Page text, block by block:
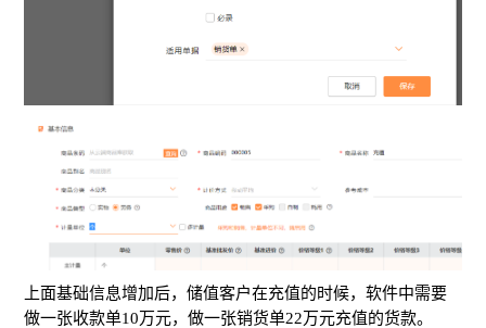
上面基础信息增加后，储值客户在充值的时候，软件中需要
做一张收款单10万元，做一张销货单22万元充值的货款。